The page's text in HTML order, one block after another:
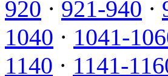
920 · 921-940 ·
1040 · 1041-
1140 · 1141-